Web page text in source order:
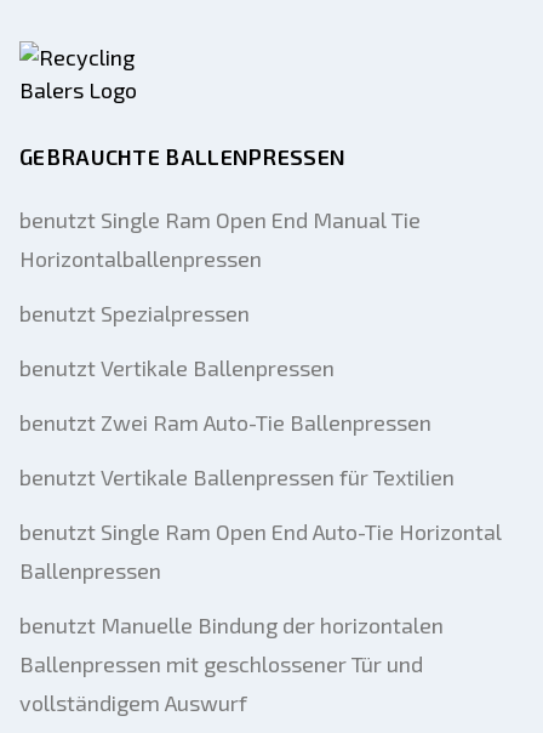
GEBRAUCHTE BALLENPRESSEN
benutzt Single Ram Open End Manual Tie
Horizontalballenpressen
benutzt Spezialpressen
benutzt Vertikale Ballenpressen
benutzt Zwei Ram Auto-Tie Ballenpressen
benutzt Vertikale Ballenpressen für Textilien
benutzt Single Ram Open End Auto-Tie Horizontal
Ballenpressen
benutzt Manuelle Bindung der horizontalen
Ballenpressen mit geschlossener Tür und
vollständigem Auswurf